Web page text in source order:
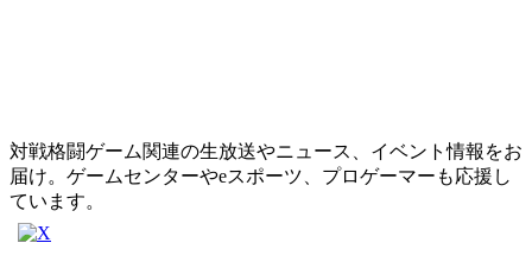
対戦格闘ゲーム関連の生放送やニュース、イベント情報をお
届け。ゲームセンターやeスポーツ、プロゲーマーも応援し
ています。